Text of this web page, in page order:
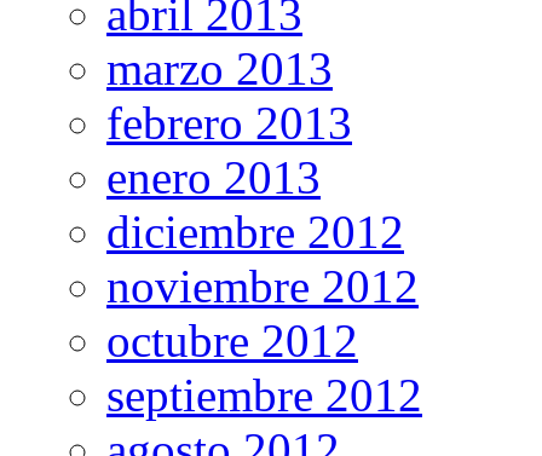
abril 2013
marzo 2013
febrero 2013
enero 2013
diciembre 2012
noviembre 2012
octubre 2012
septiembre 2012